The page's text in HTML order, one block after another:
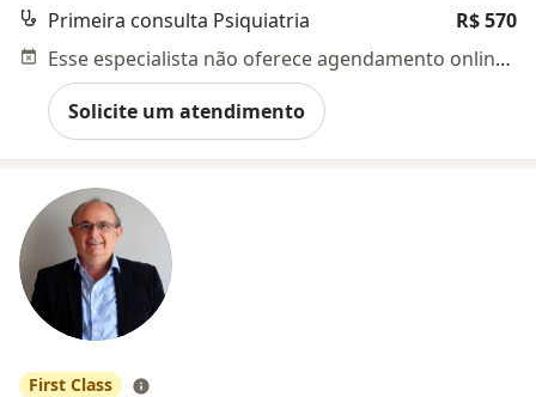
Primeira consulta Psiquiatria
R$ 570
Esse especialista não oferece agendamento online para esse endereço.
Solicite um atendimento
First Class